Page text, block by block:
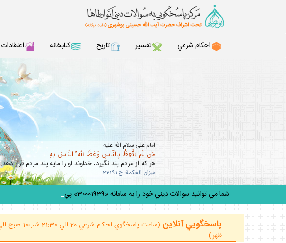
احكام شرعي تفسير تاريخ كتابخانه اعتقادات
امام على سلام الله عليه :
مَن لَم يَتَّعِظْ بِالنّاسِ وَعَظَ اللّه ُ النّاسَ بهِ
هر كه از مردم پند نگيرد، خداوند او را مايه پند مردم قرار دهد.
ميزان الحكمة: ح 22191
شما مي توانيد سوالات ديني خود را به سامانه «30001939» پيامك ك
پاسخگويي آنلاين
ظهر)